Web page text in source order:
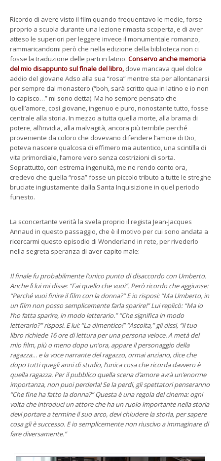
Ricordo di avere visto il film quando frequentavo le medie, forse
proprio a scuola durante una lezione rimasta scoperta, e di aver
atteso le superiori per leggere invece il monumentale romanzo,
rammaricandomi però che nella edizione della biblioteca non ci
fosse la traduzione delle parti in latino. Conservo anche memoria
del mio disappunto sul finale del libro, dove mancava quel dolce
addio del giovane Adso alla sua “rosa” mentre sta per allontanarsi
per sempre dal monastero (“boh, sarà scritto qua in latino e io non
lo capisco…” mi sono detta). Ma ho sempre pensato che
quell’amore, così giovane, ingenuo e puro, nonostante tutto, fosse
centrale alla storia. In mezzo a tutta quella morte, alla brama di
potere, all’invidia, alla malvagità, ancora più terribile perché
proveniente da coloro che dovevano difendere l’amore di Dio,
poteva nascere qualcosa di effimero ma autentico, una scintilla di
vita primordiale, l’amore vero senza costrizioni di sorta.
Soprattutto, con estrema ingenuità, me ne rendo conto ora,
credevo che quella “rosa” fosse un piccolo tributo a tutte le streghe
bruciate ingiustamente dalla Santa Inquisizione in quel periodo
funesto.
La sconcertante verità la svela proprio il regista Jean-Jacques
Annaud in questo passaggio, che è il motivo per cui sono andata a
ricercarmi questo episodio di Wonderland in rete, per rivederlo
nella segreta speranza di aver capito male:
Il finale fu probabilmente l’unico punto di disaccordo con Umberto.
Anche lì lui mi disse: “Fai quello che vuoi”. Però ricordo che aggiunse:
“Perché vuoi finire il film con la donna?” E io risposi: “Ma Umberto, in
un film non posso semplicemente farla sparire!” Lui replicò: “Ma io
l’ho fatta sparire, in modo letterario.” “Che significa in modo
letterario?” risposi. E lui: “La dimentico!” “Ascolta,” gli dissi, “il tuo
libro richiede 16 ore di lettura per una persona veloce. A metà del
mio film, più o meno dopo un’ora, appare il personaggio della
ragazza… e la voce narrante del ragazzo, ormai anziano, dice che
dopo tutti quegli anni di studio, l’unica cosa che ricorda davvero è
quella ragazza. Per il pubblico quella scena d’amore avrà un’enorme
importanza, non puoi perderla! Se la perdi, gli spettatori penseranno
“Che fine ha fatto la donna?” Questa è una regola del cinema: ogni
volta che introduci un attore che ha un ruolo importante nella storia
devi portare a termine il suo arco, devi chiudere la storia, per sapere
cosa gli è successo. E io semplicemente non riuscivo a immaginare di
fare diversamente.”